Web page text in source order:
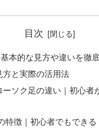
目次
本的な見方や違いを徹
方と実際の活用法
ーソク足の違い｜初心者
特徴｜初心者でもでき